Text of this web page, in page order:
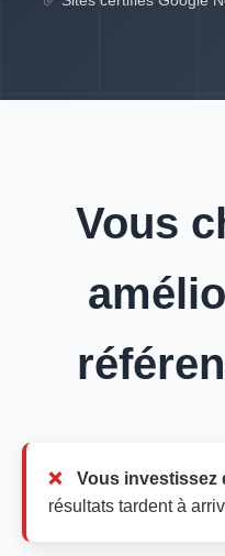
Vous
Vous investissez
résultats tardent à